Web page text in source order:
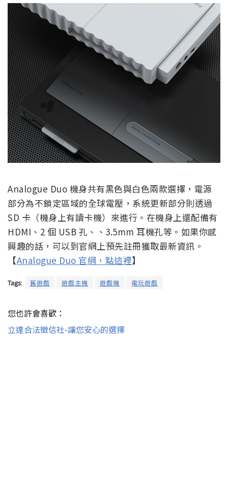
Analogue Duo 機身共有黑色與白色兩款選擇，電源
部分為不鎖定區域的全球電壓，系統更新部分則透過
SD 卡（機身上有讀卡機）來進行。在機身上還配備有
HDMI、2 個 USB 孔、、3.5mm 耳機孔等。如果你感
興趣的話，可以到官網上預先註冊獲取最新資訊。
【Analogue Duo 官網，點這裡】
Tags: 舊遊戲 遊戲主機 遊戲機 電玩遊戲
您也許會喜歡：
立達合法徵信社-讓您安心的選擇